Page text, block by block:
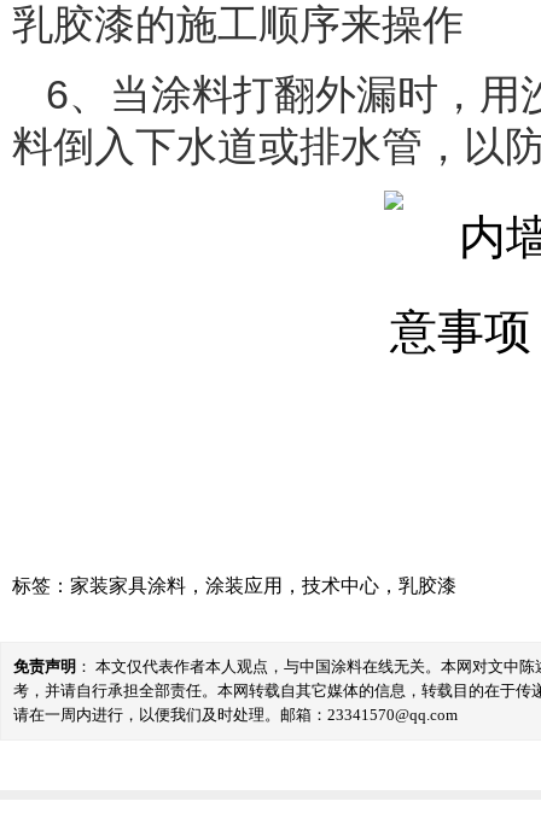
乳胶漆的施工顺序来操作
6、当涂料打翻外漏时，用
料倒入下水道或排水管，以
标签： 家装家具涂料 ， 涂装应用 ， 技术中心 ， 乳胶漆
免责声明 ： 本文仅代表作者本人观点，与中国涂料在线无关。本网对文中
考，并请自行承担全部责任。本网转载自其它媒体的信息，转载目的在于
请在一周内进行，以便我们及时处理。邮箱：23341570@qq.com